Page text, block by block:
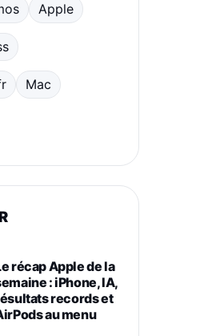
Apple
Mac
récap Apple de la
: iPhone, IA,
records et
au menu